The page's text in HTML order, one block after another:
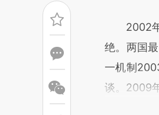
2002年
绝。两国
一机制
谈。2009